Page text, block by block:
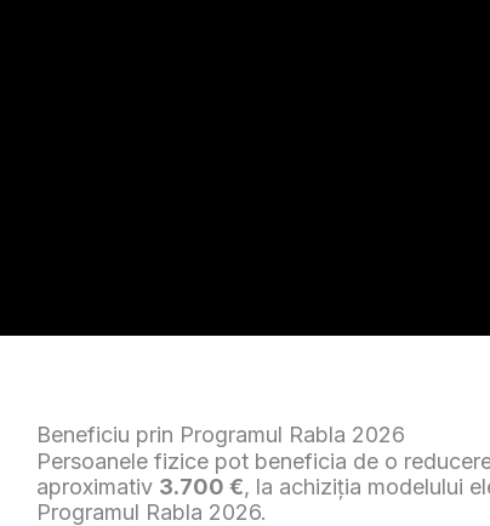
Beneficiu prin Programul Rabla 2026
Persoanele fizice pot beneficia de o
aproximativ 3.700 €, la achiziția modelului
Programul Rabla 2026.